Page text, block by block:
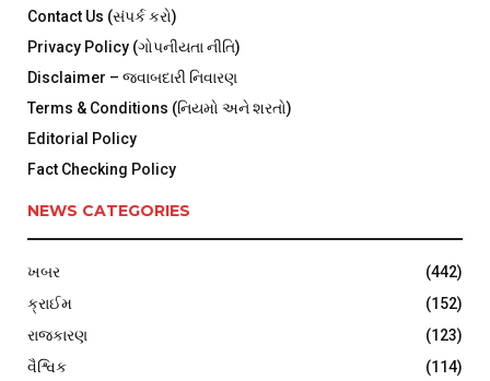
Contact Us (સંપર્ક કરો)
Privacy Policy (ગોપનીયતા નીતિ)
Disclaimer – જવાબદારી નિવારણ
Terms & Conditions (નિયમો અને શરતો)
Editorial Policy
Fact Checking Policy
NEWS CATEGORIES
ખબર
(442)
ક્રાઈમ
(152)
રાજકારણ
(123)
વૈશ્વિક
(114)